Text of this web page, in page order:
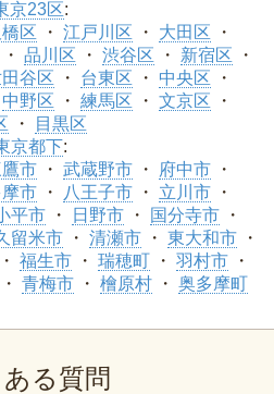
京23区:
区 江戸川区
大田区
品川区 渋谷区
新宿区
谷区 台東区
中央区
中野区 練馬区
文京区
目黒区
京都下:
市 武蔵野市
府中市
市 八王子市
立川市
平市 日野市
国分寺市
留米市 清瀬市
東大和市
福生市 瑞穂町
羽村市
青梅市 檜原村 奥多摩町
る質問